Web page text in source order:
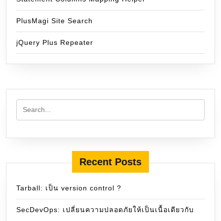
PlusMagi Site Search
jQuery Plus Repeater
Recent Posts
Tarball: เป็น version control ?
SecDevOps: เปลี่ยนความปลอดภัยให้เป็นเนื้อเดียวกับ